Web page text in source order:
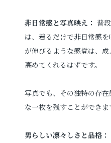
非日常感と写真映え： 普
は、着るだけで非日常感
が伸びるような感覚は、
高めてくれるはずです。
写真でも、その独特の存
な一枚を残すことができま
男らしい凛々しさと品格：